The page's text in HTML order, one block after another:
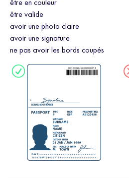
être en couleur
être valide
avoir une photo claire
avoir une signature
ne pas avoir les bords coupés